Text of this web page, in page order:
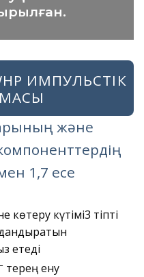
ИМПУЛЬСТІК
және
1,7 есе
көтеру күтімі3 тіпті
етеді
терең ену